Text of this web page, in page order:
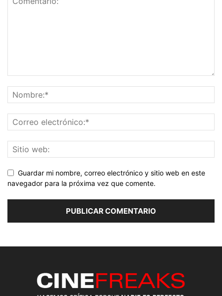
Guardar mi nombre, correo electrónico y sitio web en este
navegador para la próxima vez que comente.